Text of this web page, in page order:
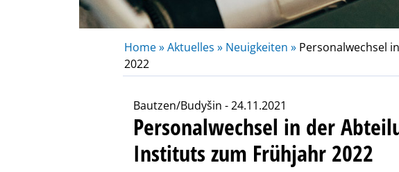
Home »Aktuelles » Neuigkeiten » Personalwechsel
2022
Bautzen/Budyšin - 24.11.2021
Personalwechsel in der
Instituts zum Frühjahr 2022